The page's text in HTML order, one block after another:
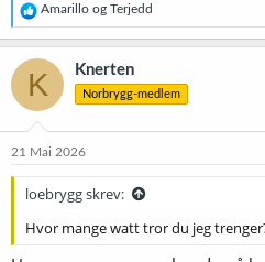
R
e
a
k
s
j
o
e
Amarillo og Terjedd
K Knerten
Norbrygg-medlem
21 Mai 2026
loebrygg skrev:
Hvor mange watt tror du jeg